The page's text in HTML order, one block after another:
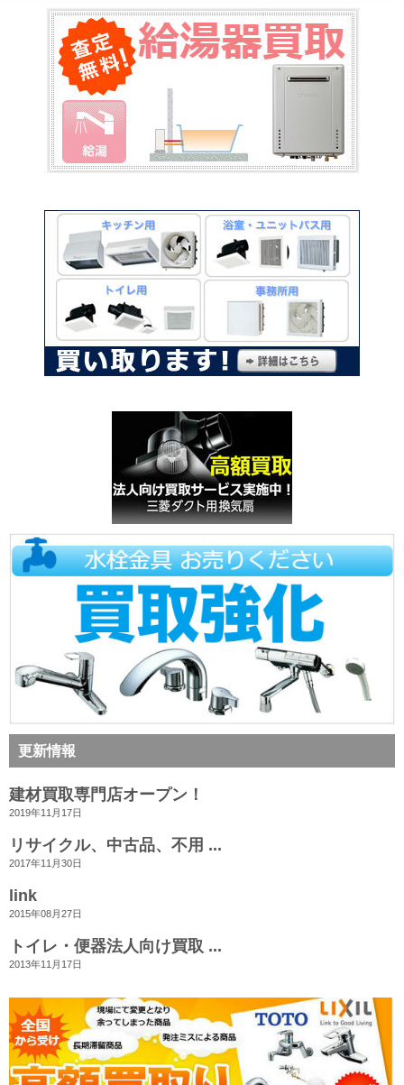
更新情報
建材買取専門店オープン！
2019年11月17日
リサイクル、中古品、不用 ...
2017年11月30日
link
2015年08月27日
トイレ・便器法人向け買取 ...
2013年11月17日